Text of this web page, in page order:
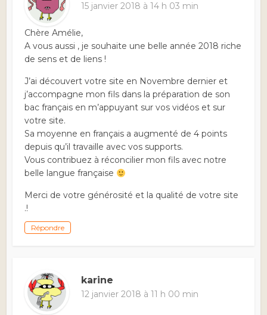
15 janvier 2018 à 14 h 03 min
Chère Amélie,
A vous aussi , je souhaite une belle année 2018 riche
de sens et de liens !
J’ai découvert votre site en Novembre dernier et
j’accompagne mon fils dans la préparation de son
bac français en m’appuyant sur vos vidéos et sur
votre site.
Sa moyenne en français a augmenté de 4 points
depuis qu’il travaille avec vos supports.
Vous contribuez à réconcilier mon fils avec notre
belle langue française
Merci de votre générosité et la qualité de votre site
.!
Répondre
karine
12 janvier 2018 à 11 h 00 min